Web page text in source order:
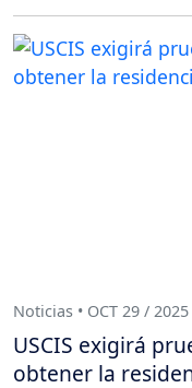
Noticias • OCT 29 / 2025
USCIS exigirá
obtener la